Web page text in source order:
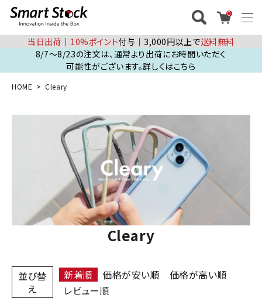
0
当日出荷 │ 10%ポイント付与│3,000円以上で送料無料
8/7～8/23の注文は、通常より出荷にお時間いただく
可能性がございます。詳しくはこちら
HOME Cleary
Cleary
並び替
え
新着順 価格が安い順
価格が高い順
レビュー順